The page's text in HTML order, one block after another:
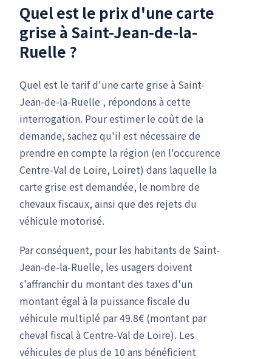
Quel est le prix d'une carte
grise à Saint-Jean-de-la-
Ruelle ?
Quel est le tarif d'une carte grise à Saint-
Jean-de-la-Ruelle , répondons à cette
interrogation. Pour estimer le coût de la
demande, sachez qu'il est nécessaire de
prendre en compte la région (en l'occurence
Centre-Val de Loire, Loiret) dans laquelle la
carte grise est demandée, le nombre de
chevaux fiscaux, ainsi que des rejets du
véhicule motorisé.
Par conséquent, pour les habitants de Saint-
Jean-de-la-Ruelle, les usagers doivent
s'affranchir du montant des taxes d'un
montant égal à la puissance fiscale du
véhicule multiplé par 49.8€ (montant par
cheval fiscal à Centre-Val de Loire). Les
véhicules de plus de 10 ans bénéficient